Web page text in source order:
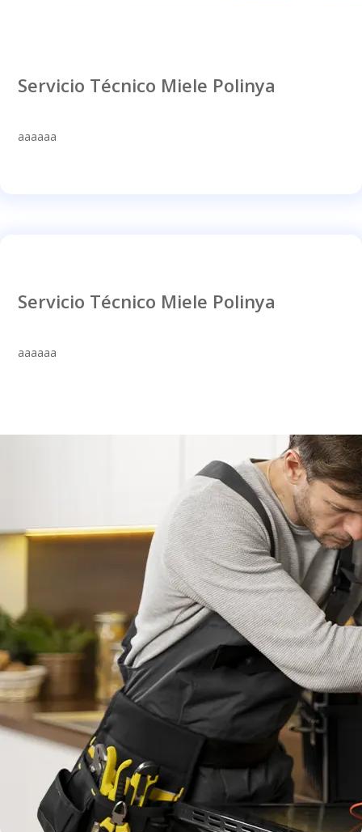
Servicio Técnico Miele Polinya
aaaaaa
Servicio Técnico Miele Polinya
aaaaaa